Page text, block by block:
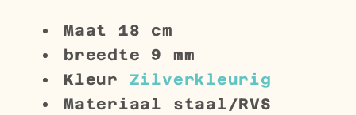
Maat 18 cm
breedte 9 mm
Kleur Zilverkleurig
Materiaal staal/RVS